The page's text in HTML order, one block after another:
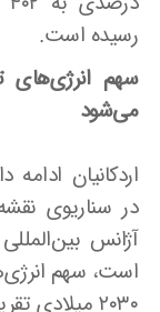
رسیده است.
سهم انرژی‌های
می‌شود
اردکانیان
در سناریوی
آژانس
است، سهم